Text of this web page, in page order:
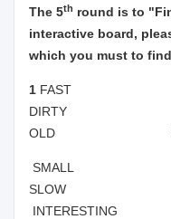
The 5th round is to
interactive board,
which you must to
1 FAST
OLD
SMALL
INTERESTING